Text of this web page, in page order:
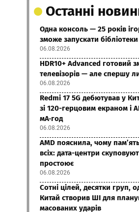
Останні
Одна консоль — 25 років
зможе запускати
06.08.2026
HDR10+ Advanced готовий
телевізорів — але спершу
06.08.2026
Redmi 17 5G дебютував у
зі 120-герцовим екраном і
мА·год
06.08.2026
AMD пояснила, чому
всіх: дата-центри
простоює
06.08.2026
Сотні цілей, десятки груп,
Китай створив ШІ для
масованих ударів